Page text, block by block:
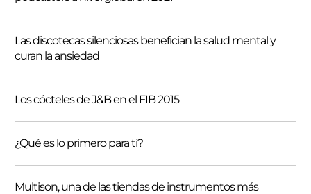
r
Las discotecas silenciosas benefician la salud mental y
curan la ansiedad
Los cócteles de J&B en el FIB 2015
¿Qué es lo primero para ti?
Multison, una de las tiendas de instrumentos más